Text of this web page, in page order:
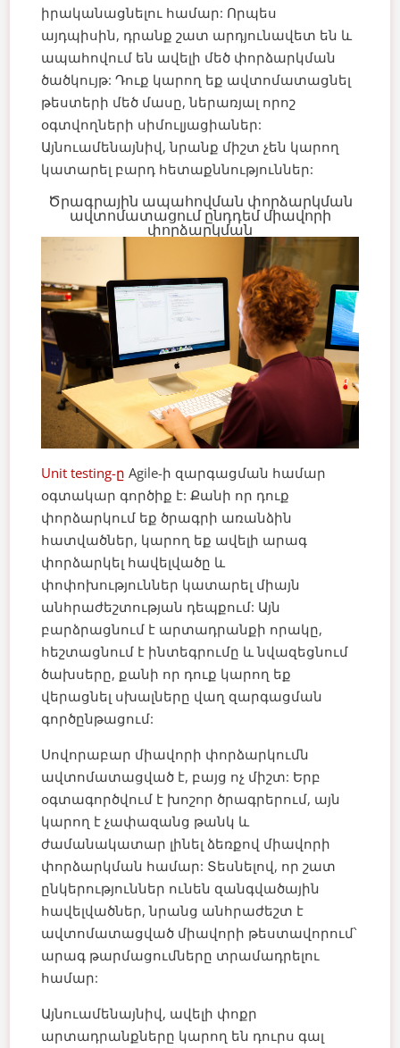
իրականացնելու համար: Որպես
այդպիսին, դրանք շատ արդյունավետ են և
ապահովում են ավելի մեծ փորձարկման
ծածկույթ: Դուք կարող եք ավտոմատացնել
թեստերի մեծ մասը, ներառյալ որոշ
օգտվողների սիմուլյացիաներ:
Այնուամենայնիվ, նրանք միշտ չեն կարող
կատարել բարդ հետաքննություններ:
Ծրագրային ապահովման փորձարկման
ավտոմատացում ընդդեմ միավորի
փորձարկման
Unit testing-ը Agile-ի զարգացման համար
օգտակար գործիք է: Քանի որ դուք
փորձարկում եք ծրագրի առանձին
հատվածներ, կարող եք ավելի արագ
փորձարկել հավելվածը և
փոփոխություններ կատարել միայն
անհրաժեշտության դեպքում: Այն
բարձրացնում է արտադրանքի որակը,
հեշտացնում է ինտեգրումը և նվազեցնում
ծախսերը, քանի որ դուք կարող եք
վերացնել սխալները վաղ զարգացման
գործընթացում:
Սովորաբար միավորի փորձարկումն
ավտոմատացված է, բայց ոչ միշտ: Երբ
օգտագործվում է խոշոր ծրագրերում, այն
կարող է չափազանց թանկ և
ժամանակատար լինել ձեռքով միավորի
փորձարկման համար: Տեսնելով, որ շատ
ընկերություններ ունեն զանգվածային
հավելվածներ, նրանց անհրաժեշտ է
ավտոմատացված միավորի թեստավորում՝
արագ թարմացումները տրամադրելու
համար:
Այնուամենայնիվ, ավելի փոքր
արտադրանքները կարող են դուրս գալ